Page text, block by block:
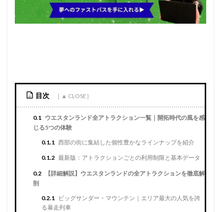
目次
0.1 ウエスタンランド全アトラクション一覧｜開拓時代の風を感
じる5つの体験
0.1.1 西部の街に集結した個性豊かなラインナップを紹介
0.1.2 最新版：アトラクションごとの利用制限と基本データ
0.2
【詳細解説】ウエスタンランドの全アトラクションを徹底解
剖
0.2.1
ビッグサンダー・マウンテン｜エリア最大の人気を誇
る暴走列車